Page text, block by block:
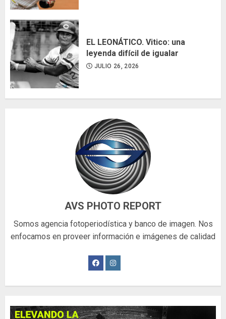
EL LEONÁTICO. Vitico: una
leyenda difícil de igualar
JULIO 26, 2026
AVS PHOTO REPORT
Somos agencia fotoperiodística y banco de imagen. Nos
enfocamos en proveer información e imágenes de calidad